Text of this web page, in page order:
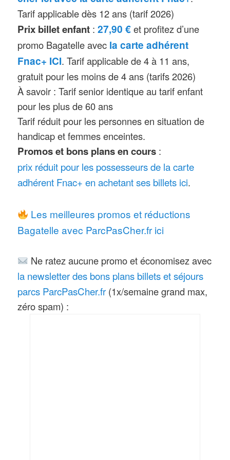
attractions avecla plus grande
affluence
Nouveau en 2022 : une nouvelle
zone « Le Bayou » démarre cette
année, elle va être complétée durant
2 ans. Le spectacle de magie Tim
Silver revient dans une nouvelle
version « Crazy Show 2 ». Le
parking se modernise avec 4 points
d’accès
Nouveau en 2021: nouveau
manège aérien « Les Woodies »
tout public, les accès aux attractions
peuvent être limités en fonction de la
Tarif applicable dès 12 ans (tarif 2026)
Prix billet enfant :27,90 €et profitez d’une
promo Bagatelle avec la carte adhérent
Fnac+ ICI. Tarif applicable de 4 à 11 ans,
gratuit pour les moins de 4 ans (tarifs 2026)
À savoir : Tarif senior identique au tarif enfant
pour les plus de 60 ans
Tarif réduit pour les personnes en situation de
handicap et femmes enceintes.
Promos et bons plans en cours :
prix réduit pour les possesseurs de la carte
adhérent Fnac+ en achetant ses billets ici.
Les meilleures promos et réductions
Bagatelle avec ParcPasCher.fr ici
Ne ratez aucune promo et économisez avec
la newsletter des bons plans billets et séjours
parcs ParcPasCher.fr (1x/semaine grand max,
zéro spam) :